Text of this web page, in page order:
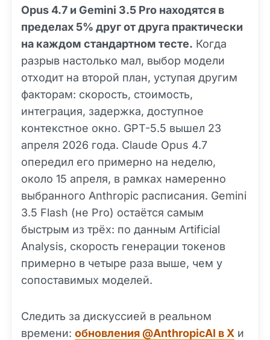
Opus 4.7 и Gemini 3.5 Pro находятся в
пределах 5% друг от друга практически
на каждом стандартном тесте. Когда
разрыв настолько мал, выбор модели
отходит на второй план, уступая другим
факторам: скорость, стоимость,
интеграция, задержка, доступное
контекстное окно. GPT-5.5 вышел 23
апреля 2026 года. Claude Opus 4.7
опередил его примерно на неделю,
около 15 апреля, в рамках намеренно
выбранного Anthropic расписания. Gemini
3.5 Flash (не Pro) остаётся самым
быстрым из трёх: по данным Artificial
Analysis, скорость генерации токенов
примерно в четыре раза выше, чем у
сопоставимых моделей.
Следить за дискуссией в реальном
времени: обновления @AnthropicAI в X и